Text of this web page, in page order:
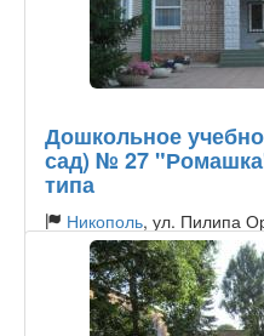
Дошкольное
сад) № 27
типа
Никополь, ул. Пилипа
Тип садика: